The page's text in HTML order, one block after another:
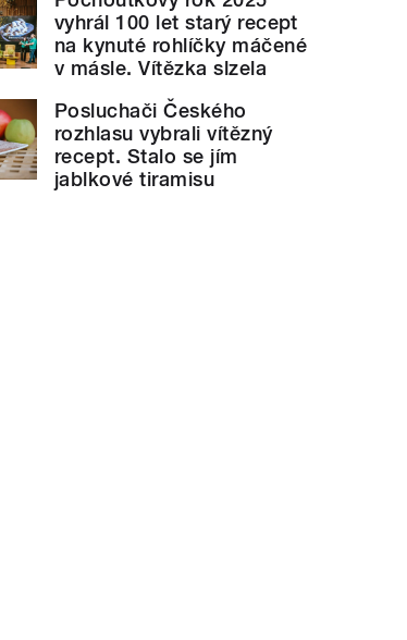
vyhrál 100 let starý recept
na kynuté rohlíčky máčené
v másle. Vítězka slzela
Posluchači Českého
rozhlasu vybrali vítězný
recept. Stalo se jím
jablkové tiramisu